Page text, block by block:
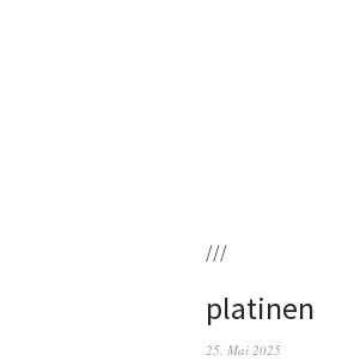
///
platinen
25. Mai 2025